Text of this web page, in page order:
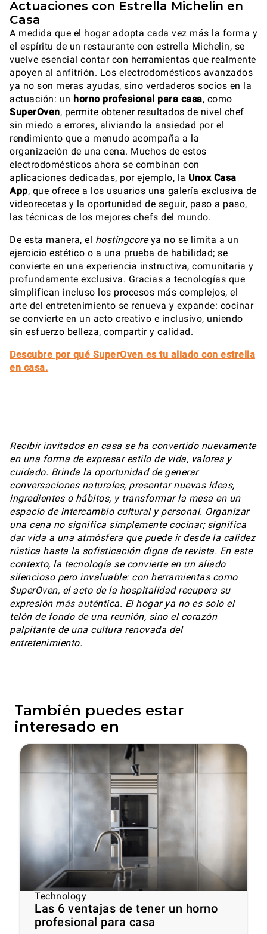
Actuaciones con Estrella Michelin en
Casa
A medida que el hogar adopta cada vez más la forma y
el espíritu de un restaurante con estrella Michelin, se
vuelve esencial contar con herramientas que realmente
apoyen al anfitrión. Los electrodomésticos avanzados
ya no son meras ayudas, sino verdaderos socios en la
actuación: un horno profesional para casa, como
SuperOven, permite obtener resultados de nivel chef
sin miedo a errores, aliviando la ansiedad por el
rendimiento que a menudo acompaña a la
organización de una cena. Muchos de estos
electrodomésticos ahora se combinan con
aplicaciones dedicadas, por ejemplo, la Unox Casa
App, que ofrece a los usuarios una galería exclusiva de
videorecetas y la oportunidad de seguir, paso a paso,
las técnicas de los mejores chefs del mundo.
De esta manera, el hostingcoreya no se limita a un
ejercicio estético o a una prueba de habilidad; se
convierte en una experiencia instructiva, comunitaria y
profundamente exclusiva. Gracias a tecnologías que
simplifican incluso los procesos más complejos, el
arte del entretenimiento se renueva y expande: cocinar
se convierte en un acto creativo e inclusivo, uniendo
sin esfuerzo belleza, compartir y calidad.
Descubre por qué SuperOven es tu aliado con estrella
en casa.
Recibir invitados en casa se ha convertido nuevamente
en una forma de expresar estilo de vida, valores y
cuidado. Brinda la oportunidad de generar
conversaciones naturales, presentar nuevas ideas,
ingredientes o hábitos, y transformar la mesa en un
espacio de intercambio cultural y personal. Organizar
una cena no significa simplemente cocinar; significa
dar vida a una atmósfera que puede ir desde la calidez
rústica hasta la sofisticación digna de revista. En este
contexto, la tecnología se convierte en un aliado
silencioso pero invaluable: con herramientas como
SuperOven, el acto de la hospitalidad recupera su
expresión más auténtica. El hogar ya no es solo el
telón de fondo de una reunión, sino el corazón
palpitante de una cultura renovada del
entretenimiento.
También puedes estar
interesado en
Technology
Las 6 ventajas de tener un horno
profesional para casa